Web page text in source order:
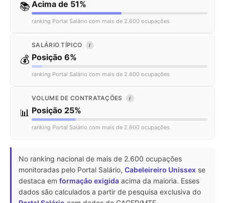
📚 Acima de 51%
ranking Portal Salário com mais de 2.600 ocupações
💰
SALÁRIO TÍPICO I
Posição 6%
ranking Portal Salário com mais de 2.600 ocupações
📊
VOLUME DE CONTRATAÇÕES I
Posição 25%
ranking Portal Salário com mais de 2.600 ocupações
No ranking nacional de mais de 2.600 ocupações
monitoradas pelo Portal Salário, Cabeleireiro Unissex se
destaca em formação exigida acima da maioria. Esses
dados são calculados a partir de pesquisa exclusiva do